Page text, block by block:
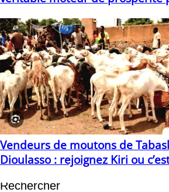
Vendeurs de moutons de
Dioulasso : rejoignez Kiri ou